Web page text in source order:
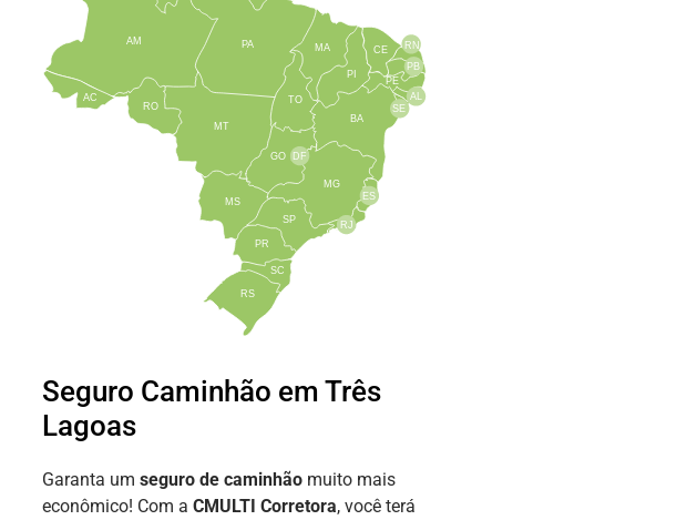
TO
BA
SE
PE
AL
RN
CE
PI
MA
PA
AM
AC
RO
MT
MS
GO
PR
SC
RS
SP
MG
RJ
ES
DF
PB
Seguro Caminhão em Três
Lagoas
Garanta um seguro de caminhão muito mais
econômico! Com a CMULTI Corretora, você terá